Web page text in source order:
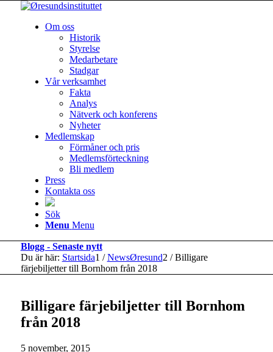
Om oss
Historik
Styrelse
Medarbetare
Stadgar
Vår verksamhet
Fakta
Analys
Nätverk och konferens
Nyheter
Medlemskap
Förmåner och pris
Medlemsförteckning
Bli medlem
Press
Kontakta oss
Sök
Menu Menu
Blogg - Senaste nytt
Du är här: Startsida1 / NewsØresund2 / Billigare
färjebiljetter till Bornhom från 2018
Billigare färjebiljetter till Bornhom
från 2018
5 november, 2015